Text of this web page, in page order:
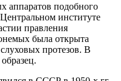
аппаратов подобного
институте
правления
была открыта
протезов. В